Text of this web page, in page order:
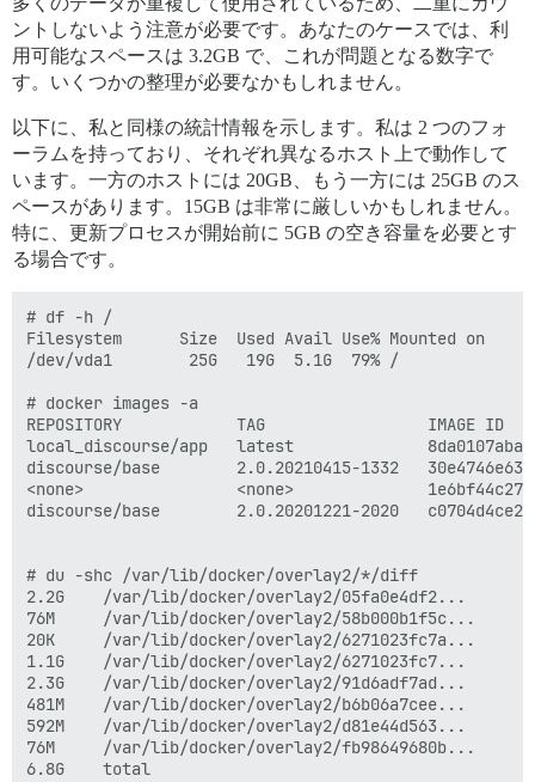
ントしないよう注意が必要です。あなたのケースでは、利
用可能なスペースは 3.2GB で、これが問題となる数字で
す。いくつかの整理が必要なかもしれません。
以下に、私と同様の統計情報を示します。私は 2 つのフォ
ーラムを持っており、それぞれ異なるホスト上で動作して
います。一方のホストには 20GB、もう一方には 25GB のス
ペースがあります。15GB は非常に厳しいかもしれません。
特に、更新プロセスが開始前に 5GB の空き容量を必要とす
る場合です。
# df -h /
Filesystem      Size  Used Avail Use% Mounted on
/dev/vda1        25G   19G  5.1G  79% /
# docker images -a
REPOSITORY            TAG                 IMAGE ID
local_discourse/app   latest
discourse/base        2.0.20210415-1332
<none>                <none>
discourse/base        2.0.20201221-2020
# du -shc /var/lib/docker/overlay2/*/diff
2.2G	/var/lib/docker/overlay2/05fa0e4df2...
76M 	/var/lib/docker/overlay2/58b000b1f5c...
20K 	/var/lib/docker/overlay2/6271023fc7a...
1.1G	/var/lib/docker/overlay2/6271023fc7...
2.3G	/var/lib/docker/overlay2/91d6adf7ad...
481M	/var/lib/docker/overlay2/b6b06a7cee...
592M	/var/lib/docker/overlay2/d81e44d563...
76M 	/var/lib/docker/overlay2/fb98649680b...
6.8G	total